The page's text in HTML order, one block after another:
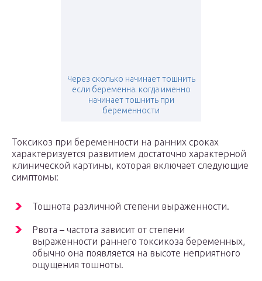
Через сколько начинает тошнить
если беременна. когда именно
начинает тошнить при
беременности
Токсикоз при беременности на ранних сроках
характеризуется развитием достаточно характерной
клинической картины, которая включает следующие
симптомы:
Тошнота различной степени выраженности.
Рвота – частота зависит от степени
выраженности раннего токсикоза беременных,
обычно она появляется на высоте неприятного
ощущения тошноты.